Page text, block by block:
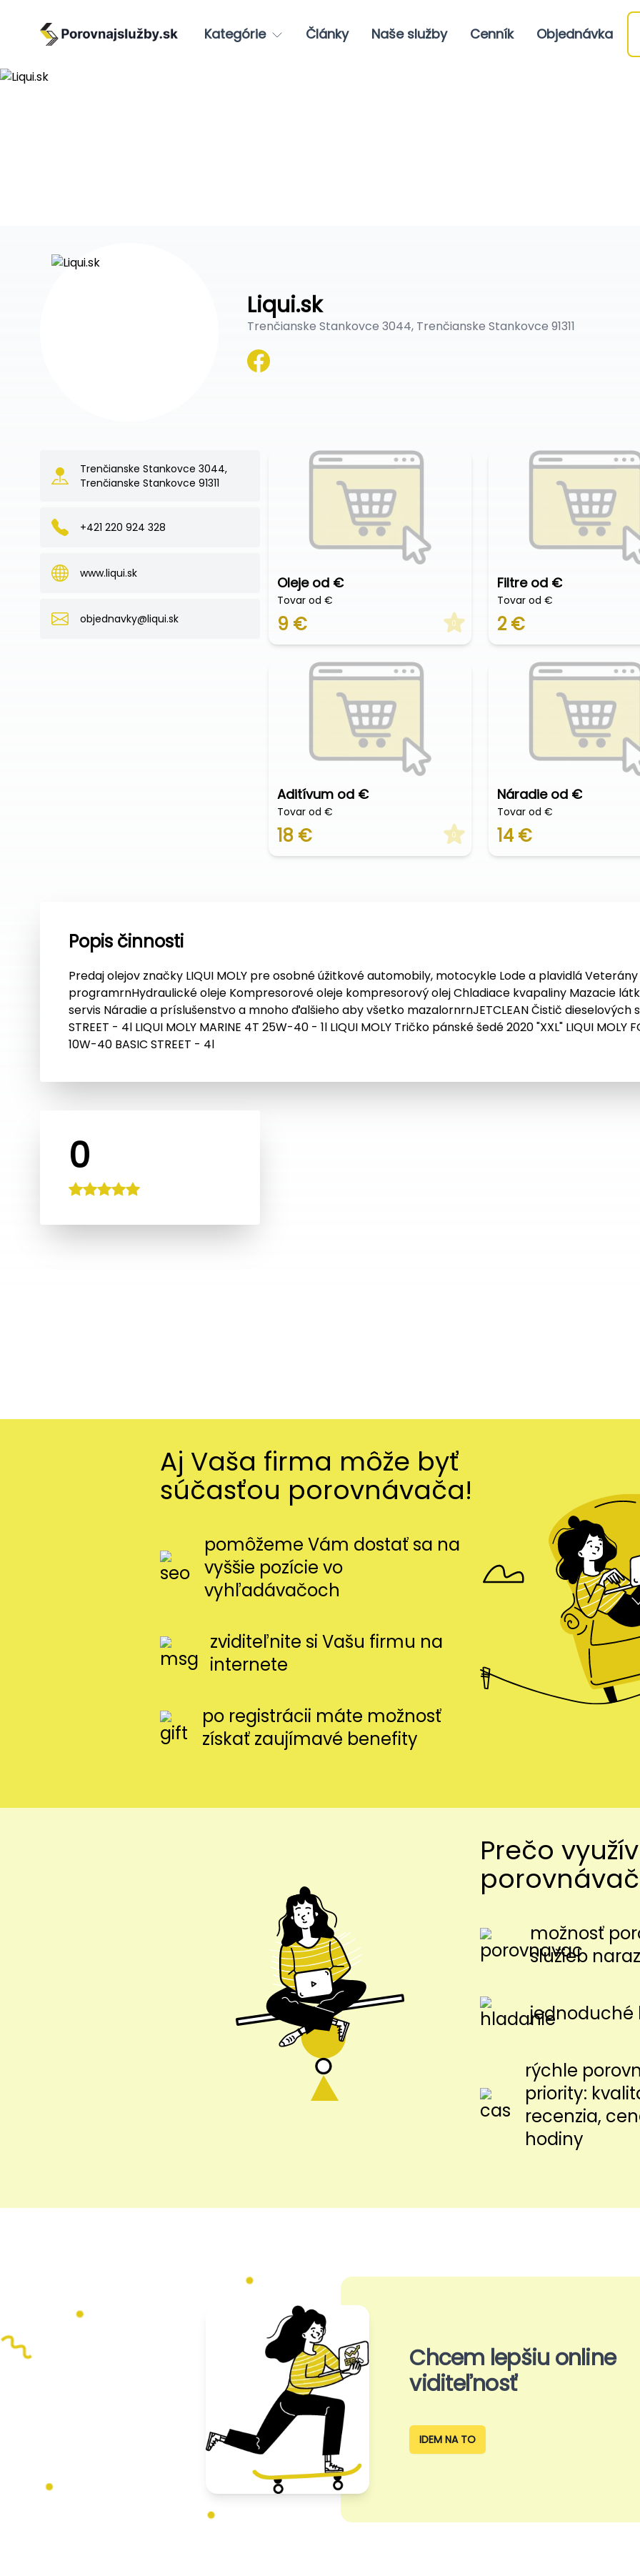
Kategórie Články Naše služby Cenník Objednávka
Liqui.sk
Trenčianske Stankovce 3044, Trenčianske Stankovce 91311
Trenčianske Stankovce 3044,
Trenčianske Stankovce 91311
+421 220 924 328
www.liqui.sk
objednavky@liqui.sk
Oleje od €
Tovar od €
9 € 0
Filtre od €
Tovar od €
2 €
Aditívum od €
Tovar od €
18 € 0
Náradie od €
Tovar od €
14 €
Popis činnosti
Predaj olejov značky LIQUI MOLY pre osobné úžitkové automobily, motocykle Lode a plavidlá
programrnHydraulické oleje Kompresorové oleje kompresorový olej Chladiace kvapaliny Mazacie
servis Náradie a príslušenstvo a mnoho ďalšieho aby všetko mazalornrnJETCLEAN Čistič dieselových
STREET - 4l LIQUI MOLY MARINE 4T 25W-40 - 1l LIQUI MOLY Tričko pánské šedé 2020 "XXL" LIQUI MOLY
10W-40 BASIC STREET - 4l
0
Aj Vaša firma môže byť
súčasťou porovnávača!
pomôžeme Vám dostať sa na
vyššie pozície vo
vyhľadávačoch
zviditeľnite si Vašu firmu na
internete
po registrácii máte možnosť
získať zaujímavé benefity
Prečo
možnosť
služieb naraz
jednoduché
rýchle
priority:
recenzia,
hodiny
Chcem lepšiu online
viditeľnosť
IDEM NA TO